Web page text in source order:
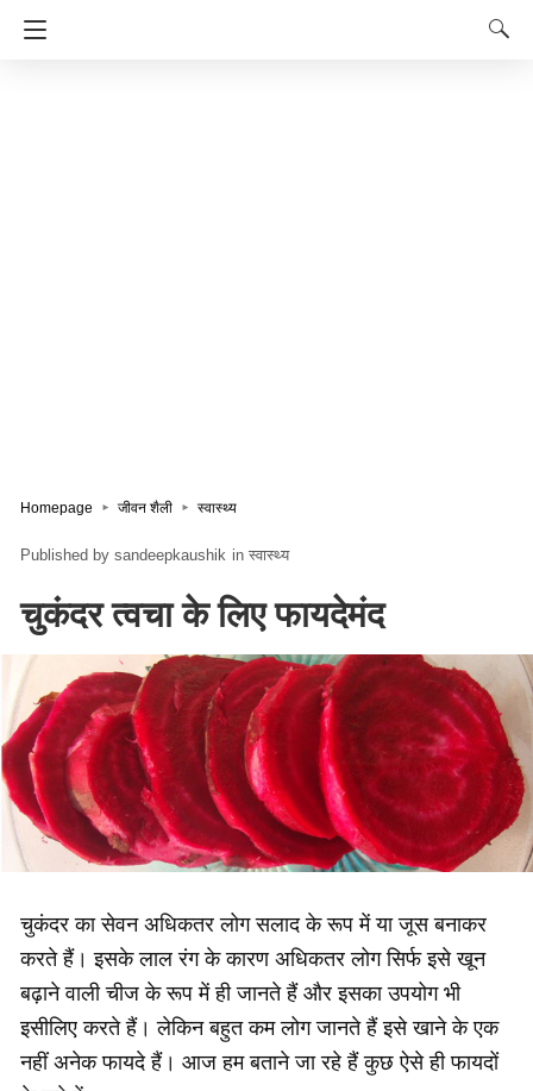
Homepage जीवन शैली स्वास्थ्य
sandeepkaushik in स्वास्थ्य
चुकंदर त्वचा के लिए फायदेमंद
चुकंदर का सेवन अधिकतर लोग सलाद के रूप में या जूस बनाकर
करते हैं। इसके लाल रंग के कारण अधिकतर लोग सिर्फ इसे खून
बढ़ाने वाली चीज के रूप में ही जानते हैं और इसका उपयोग भी
इसीलिए करते हैं। लेकिन बहुत कम लोग जानते हैं इसे खाने के एक
नहीं अनेक फायदे हैं। आज हम बताने जा रहे हैं कुछ ऐसे ही फायदों